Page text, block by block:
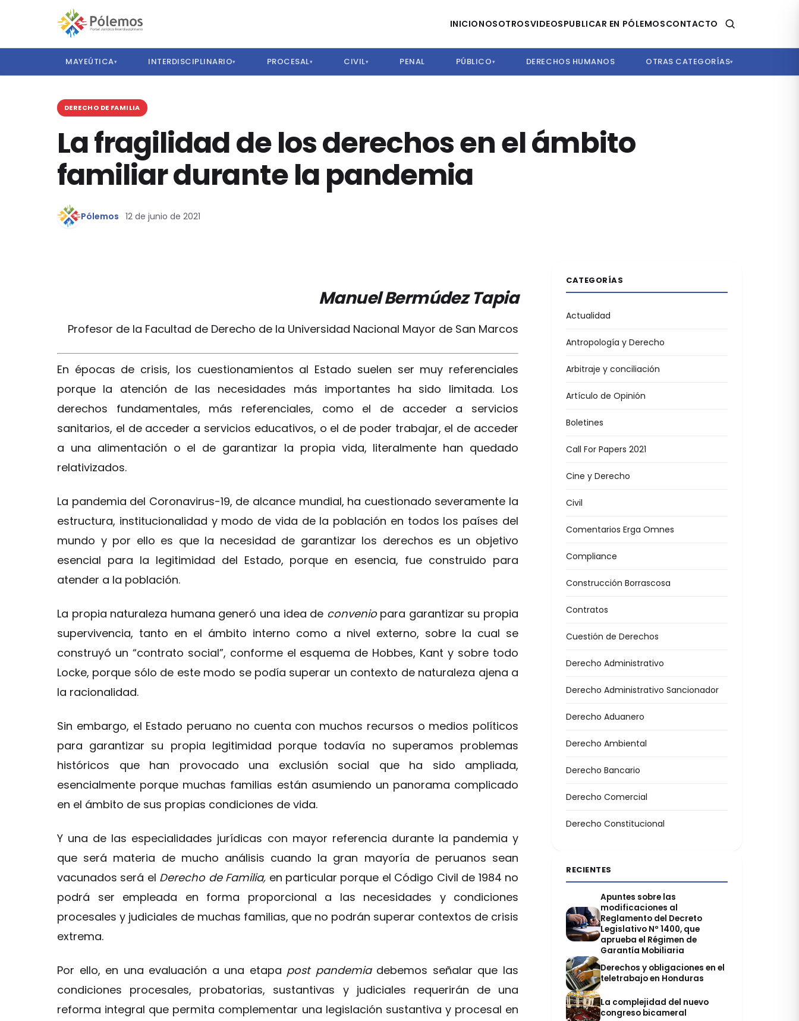
INICIONOSOTROSVIDEOSPUBLICAR EN PÓLEMOSCONTACTO
MAYEÚTICA▾ INTERDISCIPLINARIO▾ PROCESAL▾ CIVIL▾ PENAL PÚBLICO▾ DERECHOS HUMANOS OTRAS CATEGORÍAS▾
DERECHO DE FAMILIA
La fragilidad de los derechos en el ámbito
familiar durante la pandemia
Pólemos 12 de junio de 2021
Manuel Bermúdez Tapia
Profesor de la Facultad de Derecho de la Universidad Nacional Mayor de San Marcos
En épocas de crisis, los cuestionamientos al Estado suelen ser muy referenciales
porque la atención de las necesidades más importantes ha sido limitada. Los
derechos fundamentales, más referenciales, como el de acceder a servicios
sanitarios, el de acceder a servicios educativos, o el de poder trabajar, el de acceder
a una alimentación o el de garantizar la propia vida, literalmente han quedado
relativizados.
La pandemia del Coronavirus-19, de alcance mundial, ha cuestionado severamente la
estructura, institucionalidad y modo de vida de la población en todos los países del
mundo y por ello es que la necesidad de garantizar los derechos es un objetivo
esencial para la legitimidad del Estado, porque en esencia, fue construido para
atender a la población.
La propia naturaleza humana generó una idea de convenio para garantizar su propia
supervivencia, tanto en el ámbito interno como a nivel externo, sobre la cual se
construyó un “contrato social”, conforme el esquema de Hobbes, Kant y sobre todo
Locke, porque sólo de este modo se podía superar un contexto de naturaleza ajena a
la racionalidad.
Sin embargo, el Estado peruano no cuenta con muchos recursos o medios políticos
para garantizar su propia legitimidad porque todavía no superamos problemas
históricos que han provocado una exclusión social que ha sido ampliada,
esencialmente porque muchas familias están asumiendo un panorama complicado
en el ámbito de sus propias condiciones de vida.
Y una de las especialidades jurídicas con mayor referencia durante la pandemia y
que será materia de mucho análisis cuando la gran mayoría de peruanos sean
vacunados será el Derecho de Familia, en particular porque el Código Civil de 1984 no
podrá ser empleada en forma proporcional a las necesidades y condiciones
procesales y judiciales de muchas familias, que no podrán superar contextos de crisis
extrema.
Por ello, en una evaluación a una etapa post pandemia debemos señalar que las
condiciones procesales, probatorias, sustantivas y judiciales requerirán de una
reforma integral que permita complementar una legislación sustantiva y procesal en
CATEGORÍAS
Actualidad
Antropología y Derecho
Arbitraje y conciliación
Artículo de Opinión
Boletines
Call For Papers 2021
Cine y Derecho
Civil
Comentarios Erga Omnes
Compliance
Construcción Borrascosa
Contratos
Cuestión de Derechos
Derecho Administrativo
Derecho Administrativo Sancionador
Derecho Aduanero
Derecho Ambiental
Derecho Bancario
Derecho Comercial
Derecho Constitucional
RECIENTES
Apuntes sobre las
modificaciones al
Reglamento del Decreto
Legislativo Nº 1400, que
aprueba el Régimen de
Garantía Mobiliaria
Derechos y obligaciones en el
teletrabajo en Honduras
La complejidad del nuevo
congreso bicameral